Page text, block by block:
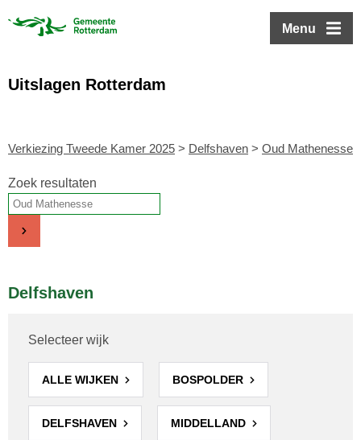
Menu
Uitslagen Rotterdam
Verkiezing Tweede Kamer 2025 > Delfshaven > Oud Mathenesse
Zoek resultaten
Delfshaven
Selecteer wijk
ALLE WIJKEN BOSPOLDER
DELFSHAVEN MIDDELLAND